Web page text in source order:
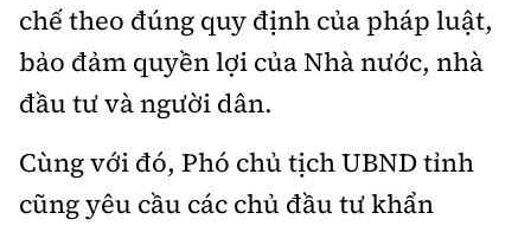
chế theo đúng quy định của pháp luật,
bảo đảm quyền lợi của Nhà nước, nhà
đầu tư và người dân.
Cùng với đó, Phó chủ tịch UBND tỉnh
cũng yêu cầu các chủ đầu tư khẩn